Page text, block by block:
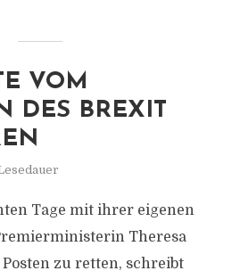
VOM
DES BREXIT
Tage mit ihrer eigenen
Theresa
zu retten, schreibt